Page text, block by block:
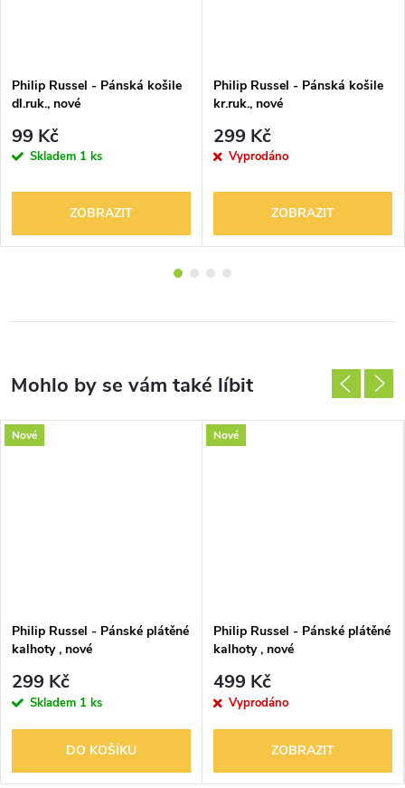
Philip Russel - Pánská košile
dl.ruk., nové
99 Kč
Skladem 1 ks
ZOBRAZIT
Philip Russel - Pánská košile
kr.ruk., nové
299 Kč
Vyprodáno
ZOBRAZIT
Nové
Philip Russel - Pánské plátěné
kalhoty , nové
299 Kč
Skladem 1 ks
DO KOŠÍKU
Nové
Philip Russel - Pánské plátěné
kalhoty , nové
499 Kč
Vyprodáno
ZOBRAZIT